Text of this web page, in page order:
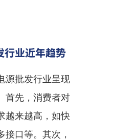
行业近年趋势
源批发行业呈现
首先，消费者对
越来越高，如快
接口等。其次，